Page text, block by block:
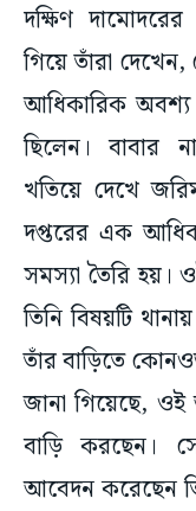
দক্ষিণ
গিয়ে তাঁরা
আধিকারিক অবশ্য
ছিলেন। বাবার
খতিয়ে দেখে
দপ্তরের এক
সমস্যা তৈরি হয়।
তিনি বিষয়টি
তাঁর বাড়িতে
জানা গিয়েছে,
বাড়ি করছেন।
আবেদন করেছেন